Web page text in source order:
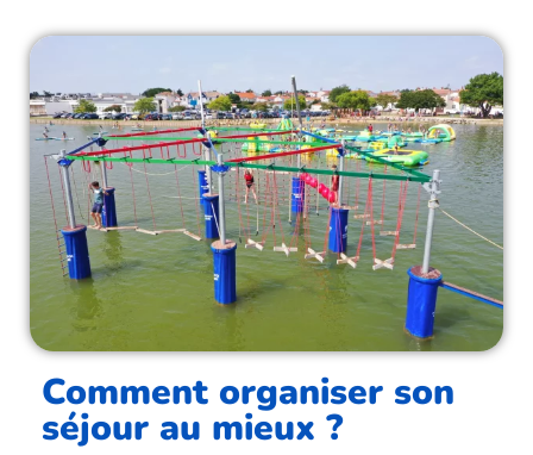
Comment organiser son
séjour au mieux ?